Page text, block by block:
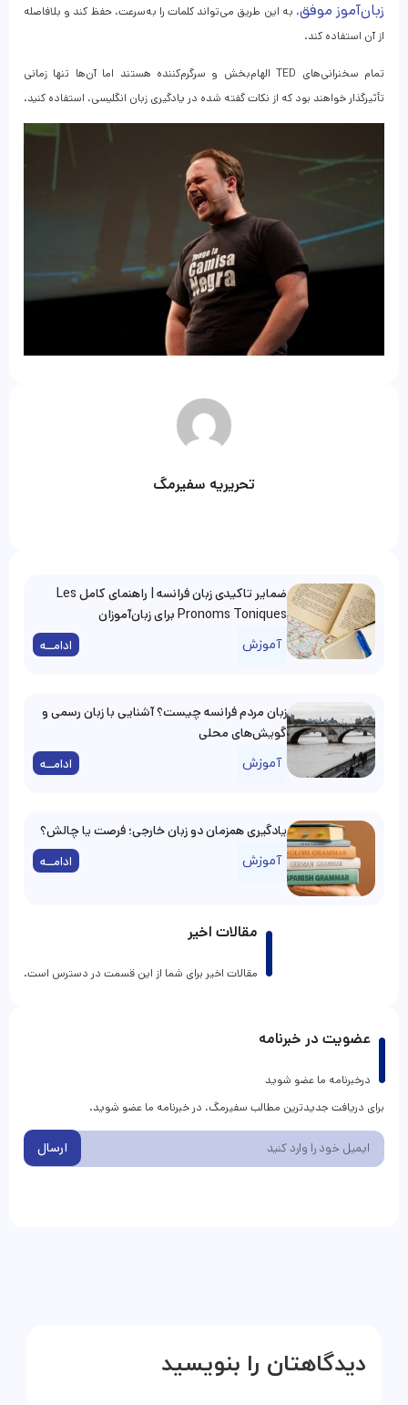
زبان‌آموز موفق، به این طریق می‌تواند کلمات را به‌سرعت، حفظ کند و بلافاصله
از آن استفاده کند.
تمام سخنرانی‌های TED الهام‌بخش و سرگرم‌کننده هستند اما آن‌ها تنها زمانی
تأثیرگذار خواهند بود که از نکات گفته شده در یادگیری زبان انگلیسی، استفاده کنید.
تحریریه سفیرمگ
مقالات اخیر
مقالات اخیر برای شما از این قسمت در دسترس است.
ضمایر تاکیدی زبان فرانسه | راهنمای کامل Les
Pronoms Toniques برای زبان‌آموزان
آموزش ادامــه
زبان مردم فرانسه چیست؟ آشنایی با زبان رسمی و
گویش‌های محلی
آموزش ادامــه
یادگیری همزمان دو زبان خارجی؛ فرصت یا چالش؟
آموزش ادامــه
عضویت در خبرنامه
درخبرنامه ما عضو شوید
برای دریافت جدیدترین مطالب سفیرمگ، در خبرنامه ما عضو شوید.
ارسال
دیدگاهتان را بنویسید